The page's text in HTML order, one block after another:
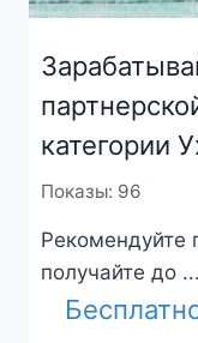
категории
Показы: 96
получайте до ...